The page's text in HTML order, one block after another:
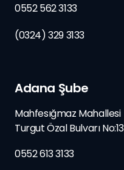
0552 562 3133
(0324) 329 3133
Adana Şube
Mahfesığmaz Mahallesi
Turgut Özal Bulvarı
0552 613 3133